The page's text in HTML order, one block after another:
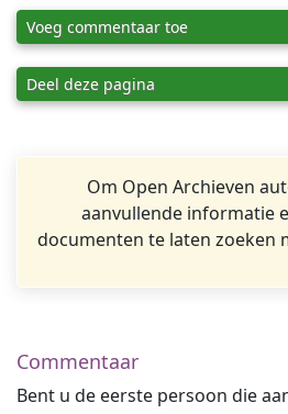
Voeg commentaar toe
Deel deze pagina
Om Open Archieven
aanvullende informatie
documenten te laten zoeken
Commentaar
Bent u de eerste persoon die